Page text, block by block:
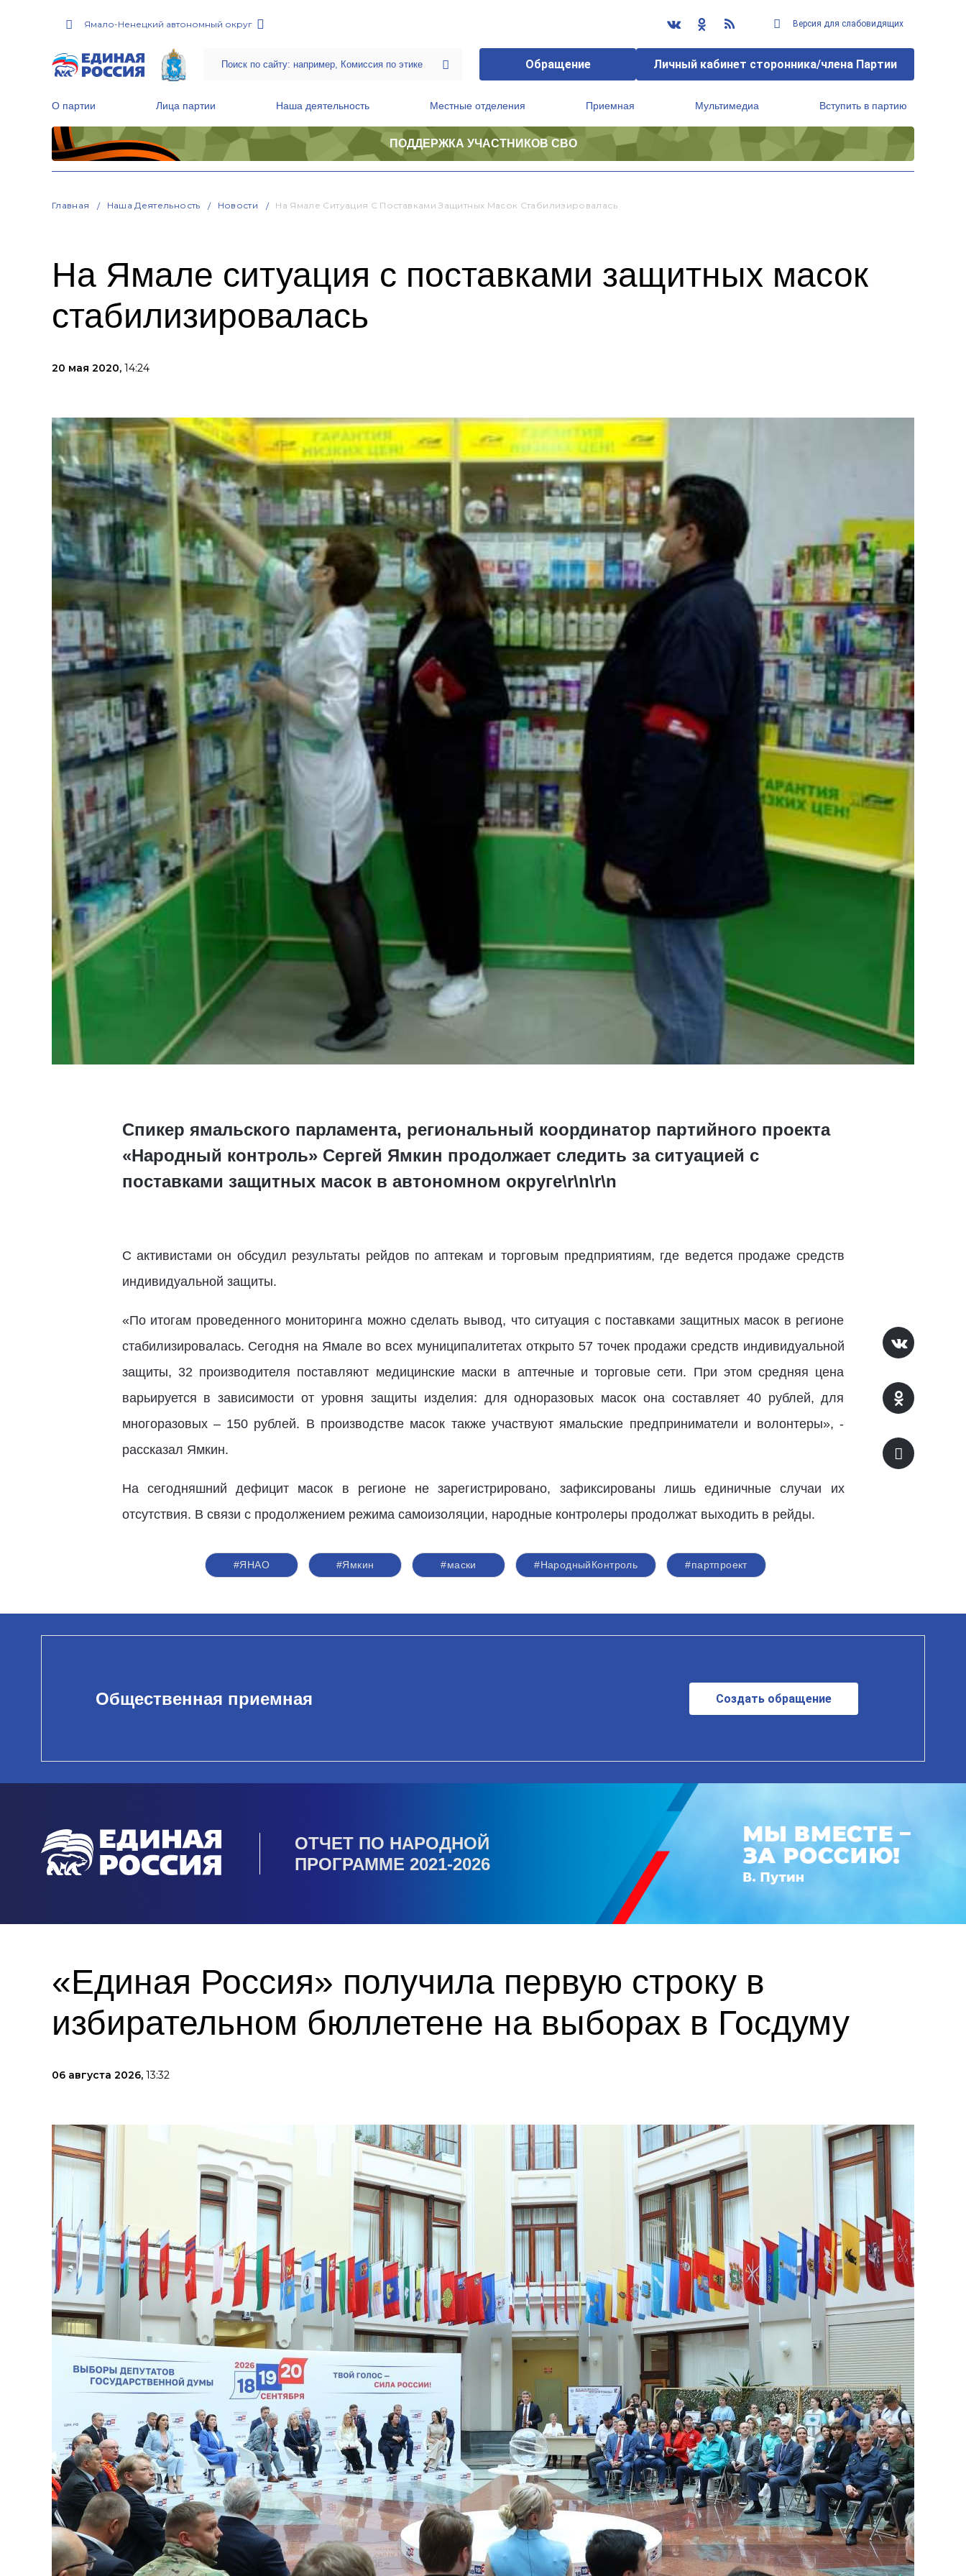
Ямало-Ненецкий автономный округ Версия для слабовидящих
Обращение Личный кабинет сторонника/члена Партии
О партии Лица партии Наша деятельность Местные отделения Приемная Мультимедиа Вступить в партию
ПОДДЕРЖКА УЧАСТНИКОВ СВО
Главная Наша Деятельность Новости На Ямале Ситуация С Поставками Защитных Масок Стабилизировалась
На Ямале ситуация с поставками защитных масок
стабилизировалась
20 мая 2020, 14:24
Спикер ямальского парламента, региональный координатор партийного проекта
«Народный контроль» Сергей Ямкин продолжает следить за ситуацией с
поставками защитных масок в автономном округе\r\n\r\n
С активистами он обсудил результаты рейдов по аптекам и торговым предприятиям, где ведется продаже средств
индивидуальной защиты.
«По итогам проведенного мониторинга можно сделать вывод, что ситуация с поставками защитных масок в регионе
стабилизировалась. Сегодня на Ямале во всех муниципалитетах открыто 57 точек продажи средств индивидуальной
защиты, 32 производителя поставляют медицинские маски в аптечные и торговые сети. При этом средняя цена
варьируется в зависимости от уровня защиты изделия: для одноразовых масок она составляет 40 рублей, для
многоразовых – 150 рублей. В производстве масок также участвуют ямальские предприниматели и волонтеры», -
рассказал Ямкин.
На сегодняшний дефицит масок в регионе не зарегистрировано, зафиксированы лишь единичные случаи их
отсутствия. В связи с продолжением режима самоизоляции, народные контролеры продолжат выходить в рейды.
#ЯНАО #Ямкин #маски #НародныйКонтроль #партпроект
Общественная приемная Создать обращение
ОТЧЕТ ПО НАРОДНОЙ
ПРОГРАММЕ 2021-2026
«Единая Россия» получила первую строку в
избирательном бюллетене на выборах в Госдуму
06 августа 2026, 13:32